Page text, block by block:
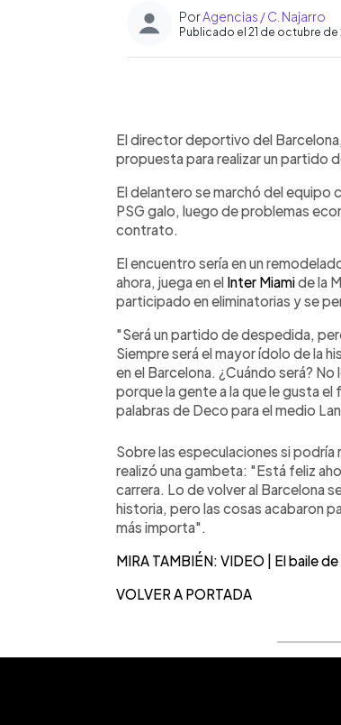
PorAgencias / C. Najarro
Publicado el 21 de octubre de
Escuchar artículo
El director deportivo del
propuesta para realizar un partido
El delantero se marchó del equipo
PSG galo, luego de problemas
contrato.
El encuentro sería en un
ahora, juega en el Inter Miamide la
participado en eliminatorias y se
"Será un partido de despedida,
Siempre será el mayor ídolo de la
en el Barcelona. ¿Cuándo será?
porque la gente a la que le gusta
palabras de Deco para el medio
Sobre las especulaciones si podría
realizó una gambeta: "Está feliz
carrera. Lo de volver al Barcelona
historia, pero las cosas acabaron
más importa".
MIRA TAMBIÉN: VIDEO | El baile
VOLVER A PORTADA